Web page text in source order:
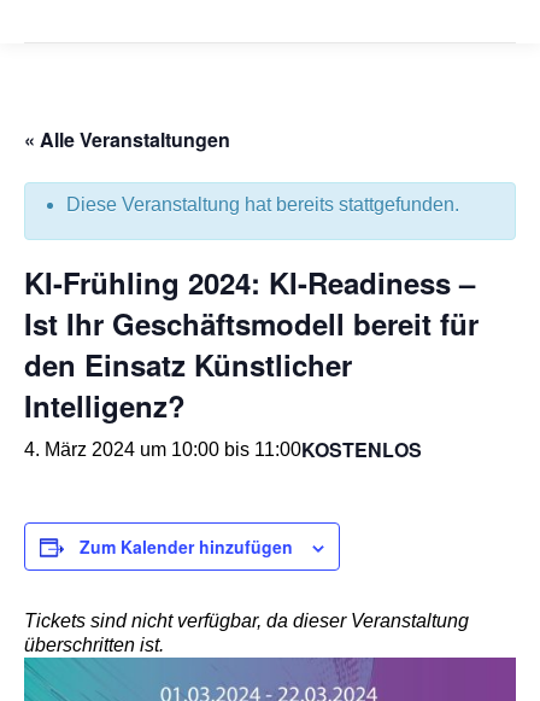
« Alle Veranstaltungen
Diese Veranstaltung hat bereits stattgefunden.
KI-Frühling 2024: KI-Readiness –
Ist Ihr Geschäftsmodell bereit für
den Einsatz Künstlicher
Intelligenz?
4. März 2024 um 10:00 bis 11:00KOSTENLOS
Zum Kalender hinzufügen
Tickets sind nicht verfügbar, da dieser Veranstaltung
überschritten ist.